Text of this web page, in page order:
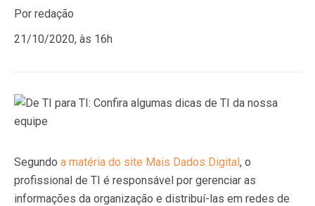
Por redação
21/10/2020, às 16h
Segundo a matéria do site Mais Dados Digital, o
profissional de TI é responsável por gerenciar as
informações da organização e distribuí-las em redes de